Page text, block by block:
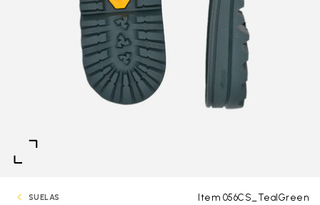
SUELAS Item 056CS_TealGreen